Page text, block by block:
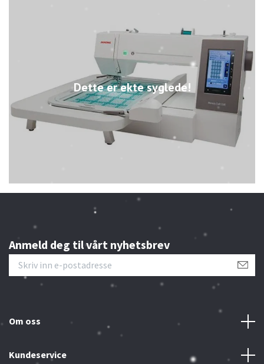
Dette er ekte syglede!
Anmeld deg til vårt nyhetsbrev
Om oss
Kundeservice